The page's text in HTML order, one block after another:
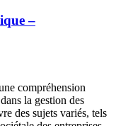
–
compréhension
la gestion des
des sujets variés, tels